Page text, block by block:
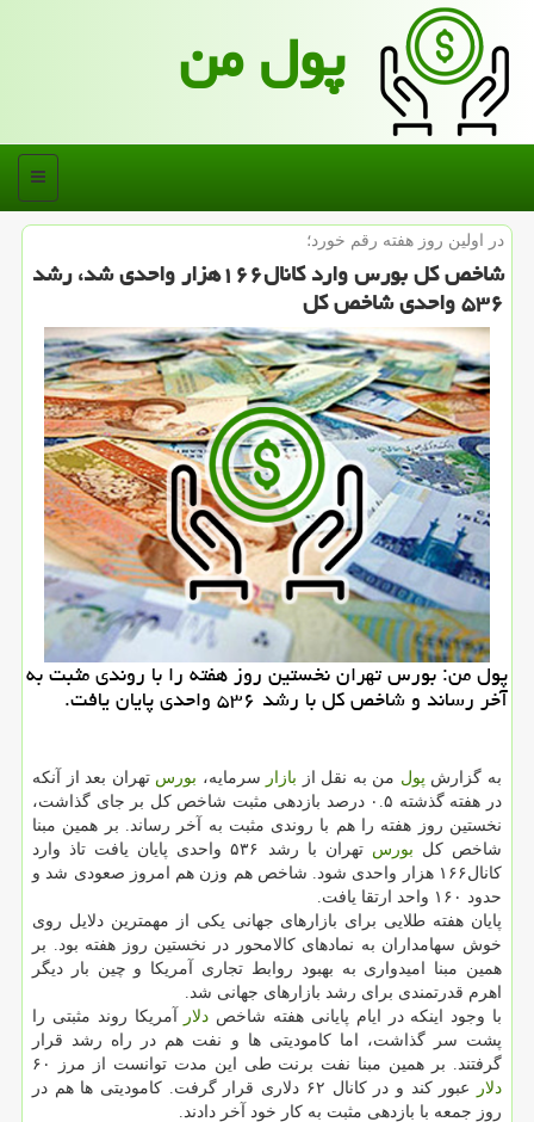
پول من
منو
در اولین روز هفته رقم خورد؛
شاخص كل بورس وارد كانال۱۶۶هزار واحدی شد، رشد
۵۳۶ واحدی شاخص كل
پول من: بورس تهران نخستین روز هفته را با روندی مثبت به
آخر رساند و شاخص كل با رشد ۵۳۶ واحدی پایان یافت.
به گزارش پول من به نقل از بازار سرمایه، بورس تهران بعد از آنكه
در هفته گذشته ۰.۵ درصد بازدهی مثبت شاخص كل بر جای گذاشت،
نخستین روز هفته را هم با روندی مثبت به آخر رساند. بر همین مبنا
شاخص كل بورس
تهران با رشد ۵۳۶ واحدی پایان یافت تاذ وارد
كانال۱۶۶ هزار واحدی شود. شاخص هم وزن هم امروز صعودی شد و
حدود ۱۶۰ واحد ارتقا یافت.
پایان هفته طلایی برای بازارهای جهانی یكی از مهمترین دلایل روی
خوش سهامداران به نمادهای كالامحور در نخستین روز هفته بود. بر
همین مبنا امیدواری به بهبود روابط تجاری آمریكا و چین بار دیگر
اهرم قدرتمندی برای رشد بازارهای جهانی شد.
با وجود اینكه در ایام پایانی هفته شاخص دلار
آمریكا روند مثبتی را
پشت سر گذاشت، اما كامودیتی ها و نفت هم در راه رشد قرار
گرفتند. بر همین مبنا نفت برنت طی این مدت توانست از مرز ۶۰
دلار
عبور كند و در كانال ۶۲ دلاری قرار گرفت. كامودیتی ها هم در
روز جمعه با بازدهی مثبت به كار خود آخر دادند.